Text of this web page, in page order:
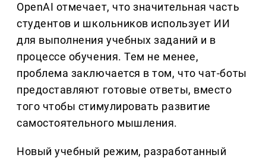
OpenAI отмечает, что значительная часть
студентов и школьников использует ИИ
для выполнения учебных заданий и в
процессе обучения. Тем не менее,
проблема заключается в том, что чат-боты
предоставляют готовые ответы, вместо
того чтобы стимулировать развитие
самостоятельного мышления.
Новый учебный режим, разработанный